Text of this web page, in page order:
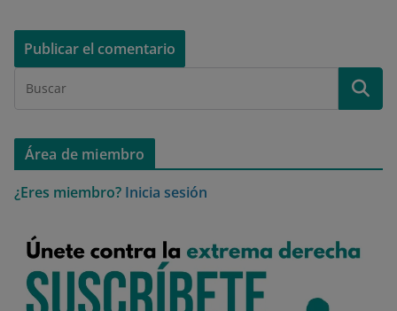
Área de miembro
¿Eres miembro? Inicia sesión